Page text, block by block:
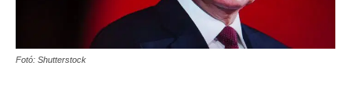
Fotó: Shutterstock